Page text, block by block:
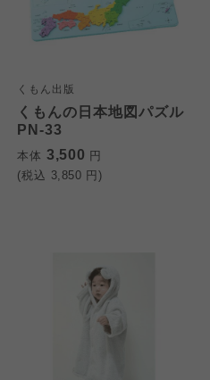
くもん出版
くもんの日本地図パズル
PN-33
本体 3,500 円
(税込 3,850 円)